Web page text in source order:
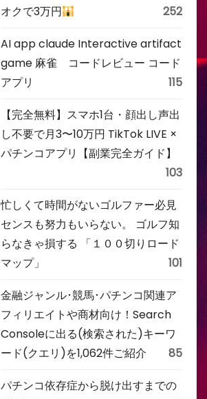
オクで3万円
252
AI app claude Interactive artifact
game 麻雀 コードレビュー コード
アプリ
115
【完全無料】スマホ1台・顔出し声出
し不要で月3〜10万円 TikTok LIVE ×
パチンコアプリ【副業完全ガイド】
103
忙しくて時間がないゴルファー必見
センスも努力もいらない。 ゴルフ知
らなきゃ損する 「１００切りロード
マップ」
101
金融ジャンル･競馬･パチンコ関連ア
フィリエイトや商材向け！Search
Consoleに出る(検索された)キーワ
ード(クエリ)を1,062件ご紹介
85
パチンコ依存症から脱け出すまでの